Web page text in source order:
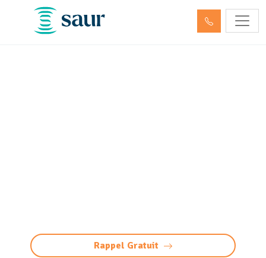
Rappel Gratuit